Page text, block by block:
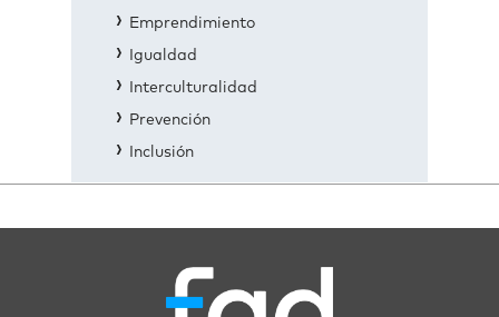
Emprendimiento
Igualdad
Interculturalidad
Prevención
Inclusión